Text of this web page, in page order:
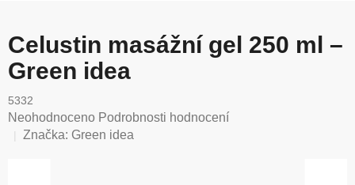
Celustin masážní gel 250 ml –
Green idea
5332
Průměrné
hodnocení
Neohodnoceno Podrobnosti hodnocení
Značka: Green idea